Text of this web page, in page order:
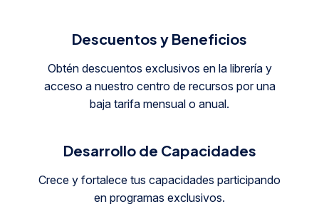
Descuentos y Beneficios
Obtén descuentos exclusivos en la librería y
acceso a nuestro centro de recursos por una
baja tarifa mensual o anual.
Desarrollo de Capacidades
Crece y fortalece tus capacidades participando
en programas exclusivos.